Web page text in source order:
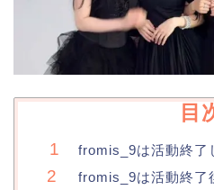
目
fromis_9は活動終了
fromis_9は活動終了